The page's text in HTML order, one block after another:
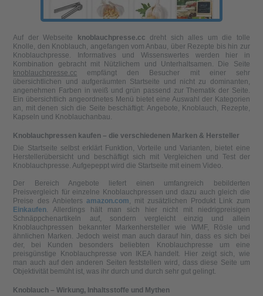
Auf der Webseite knoblauchpresse.cc dreht sich alles um die tolle
Knolle, den Knoblauch, angefangen vom Anbau, über Rezepte bis hin zur
Knoblauchpresse. Informatives und Wissenswertes werden hier in
Kombination gebracht mit Nützlichem und Unterhaltsamen. Die Seite
knoblauchpresse.cc empfängt den Besucher mit einer sehr
übersichtlichen und aufgeräumten Startseite und nicht zu dominanten,
angenehmen Farben in weiß und grün passend zur Thematik der Seite.
Ein übersichtlich angeordnetes Menü bietet eine Auswahl der Kategorien
an, mit denen sich die Seite beschäftigt: Angebote, Knoblauch, Rezepte,
Kapseln und Knoblauchanbau.
Knoblauchpressen kaufen – die verschiedenen Marken & Hersteller
Die Startseite selbst erklärt Funktion, Vorteile und Varianten, bietet eine
Herstellerübersicht und beschäftigt sich mit Vergleichen und Test der
Knoblauchpresse. Aufgepeppt wird die Startseite mit einem Video.
Der Bereich Angebote liefert einen umfangreich bebilderten
Preisvergleich für einzelne Knoblauchpressen und dazu auch gleich die
Preise des Anbieters amazon.com, mit zusätzlichen Produkt Link zum
Einkaufen. Allerdings hält man sich hier nicht mit niedrigpreisigen
Schnäppchenartikeln auf, sondern vergleicht einzig und allein
Knoblauchpressen bekannter Markenhersteller wie WMF, Rösle und
ähnlichen Marken. Jedoch weist man auch darauf hin, dass es sich bei
der, bei Kunden besonders beliebten Knoblauchpresse um eine
preisgünstige Knoblauchpresse von IKEA handelt. Hier zeigt sich, wie
man auch auf den anderen Seiten feststellen wird, dass diese Seite um
Objektivität bemüht ist, was ihr durch und durch sehr gut gelingt.
Knoblauch – Wirkung, Inhaltsstoffe und Mythen